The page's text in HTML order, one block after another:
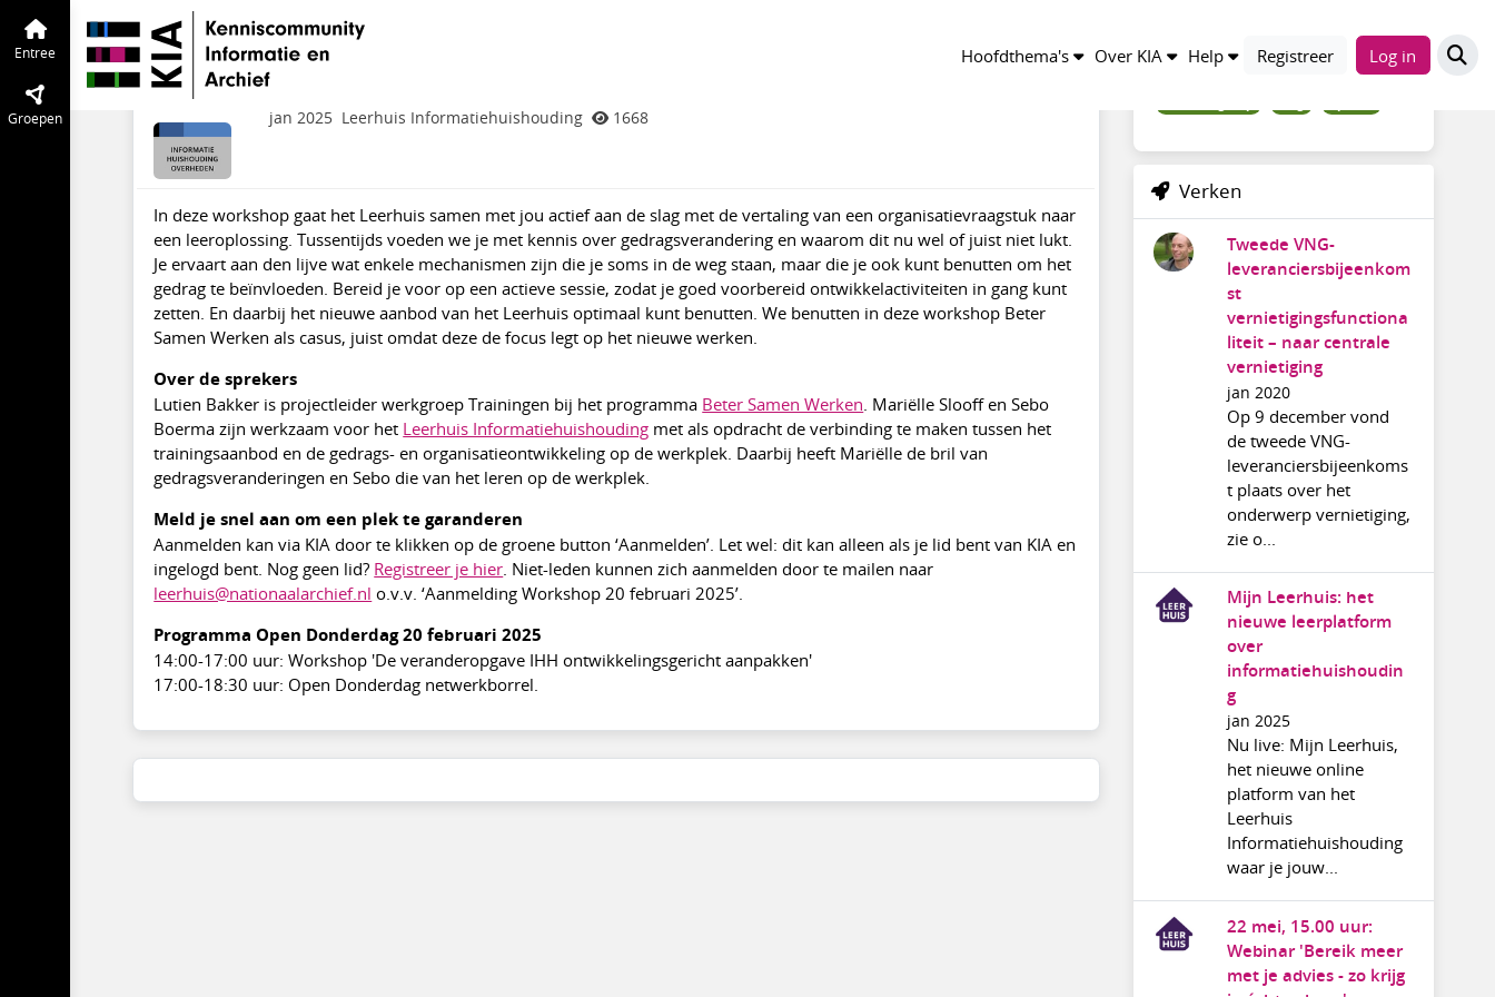
Hoofdthema's Over KIA Help Registreer Log in
Entree
Groepen
Informatiehuishouding Overheden
Open Donderdag workshop 'De veranderopgave IHH
ontwikkelingsgericht aanpakken'
jan 2025 Leerhuis Informatiehuishouding 1668
In deze workshop gaat het Leerhuis samen met jou actief aan de slag met de vertaling van een organisatievraagstuk naar
een leeroplossing. Tussentijds voeden we je met kennis over gedragsverandering en waarom dit nu wel of juist niet lukt.
Je ervaart aan den lijve wat enkele mechanismen zijn die je soms in de weg staan, maar die je ook kunt benutten om het
gedrag te beïnvloeden. Bereid je voor op een actieve sessie, zodat je goed voorbereid ontwikkelactiviteiten in gang kunt
zetten. En daarbij het nieuwe aanbod van het Leerhuis optimaal kunt benutten. We benutten in deze workshop Beter
Samen Werken als casus, juist omdat deze de focus legt op het nieuwe werken.
Over de sprekers
Lutien Bakker is projectleider werkgroep Trainingen bij het programma Beter Samen Werken . Mariëlle Slooff en Sebo
Boerma zijn werkzaam voor het Leerhuis Informatiehuishouding met als opdracht de verbinding te maken tussen het
trainingsaanbod en de gedrags- en organisatieontwikkeling op de werkplek. Daarbij heeft Mariëlle de bril van
gedragsveranderingen en Sebo die van het leren op de werkplek.
Meld je snel aan om een plek te garanderen
Aanmelden kan via KIA door te klikken op de groene button ‘Aanmelden’. Let wel: dit kan alleen als je lid bent van KIA en
ingelogd bent. Nog geen lid? Registreer je hier . Niet-leden kunnen zich aanmelden door te mailen naar
leerhuis@nationaalarchief.nl o.v.v. ‘Aanmelding Workshop 20 februari 2025’.
Programma Open Donderdag 20 februari 2025
14:00-17:00 uur: Workshop 'De veranderopgave IHH ontwikkelingsgericht aanpakken'
17:00-18:30 uur: Open Donderdag netwerkborrel.
Verken
Tweede VNG-
leveranciersbijeenkom
st
vernietigingsfunctiona
liteit – naar centrale
vernietiging
jan 2020
Op 9 december vond
de tweede VNG-
leveranciersbijeenkoms
t plaats over het
onderwerp vernietiging,
zie o...
Mijn Leerhuis: het
nieuwe leerplatform
over
informatiehuishoudin
g
jan 2025
Nu live: Mijn Leerhuis,
het nieuwe online
platform van het
Leerhuis
Informatiehuishouding
waar je jouw...
22 mei, 15.00 uur:
Webinar 'Bereik meer
met je advies - zo krijg